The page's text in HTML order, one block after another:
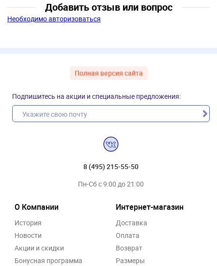
Добавить отзыв или вопрос
Необходимо авторизоваться
Полная версия сайта
Подпишитесь на акции и специальные предложения:
8 (495) 215-55-50
Пн-Сб с 9:00 до 21:00
О Компании
История
Новости
Акции и скидки
Бонусная программа
Интернет-магазин
Доставка
Оплата
Возврат
Размеры